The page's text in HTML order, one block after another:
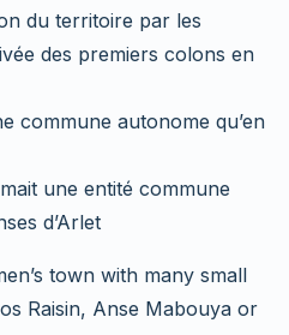
du territoire par les
des premiers colons en
commune autonome qu’en
une entité commune
d’Arlet
town with many small
Raisin, Anse Mabouya or